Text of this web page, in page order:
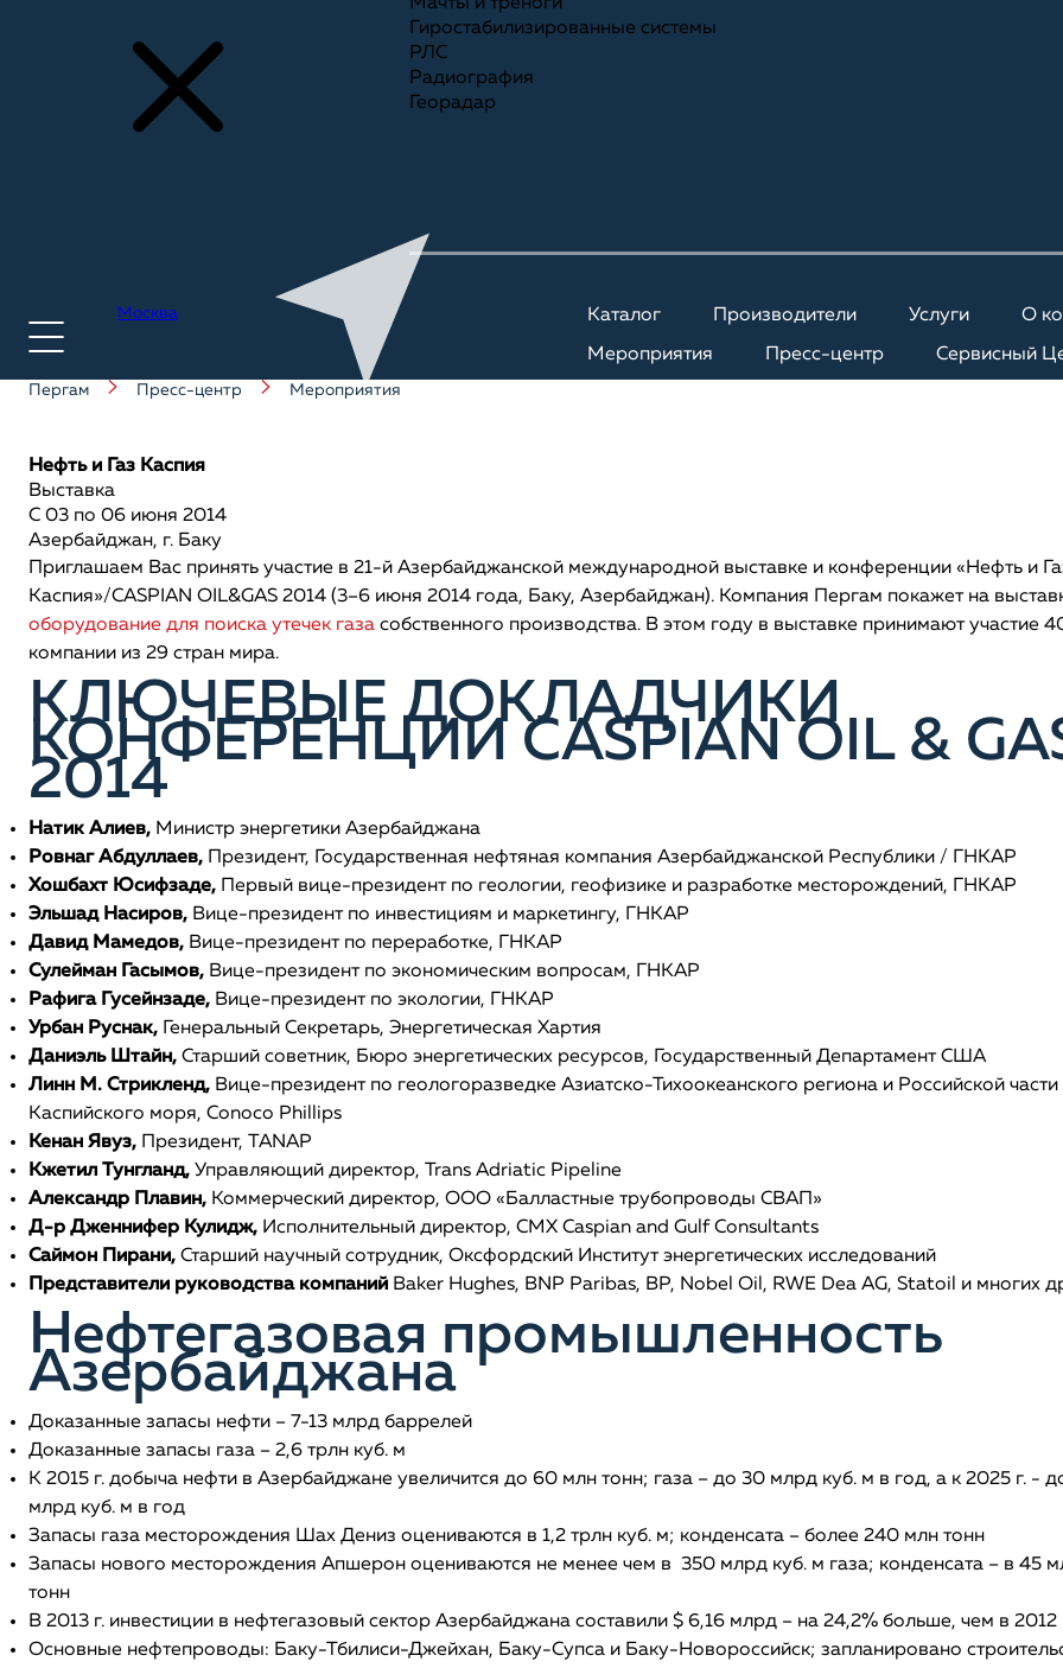
Москва Каталог Производители Услуги О
Мероприятия Пресс-центр Сервисный
Гиростабилизированные системы
РЛС
Радиография
Георадар
Пергам Пресс-центр Мероприятия
Нефть и Газ Каспия
Выставка
С 03 по 06 июня 2014
Азербайджан, г. Баку
Приглашаем Вас принять участие в 21-й Азербайджанской международной выставке и конференции «Нефть и
Каспия»/CASPIAN OIL&GAS 2014 (3–6 июня 2014 года, Баку, Азербайджан). Компания Пергам покажет на
оборудование для поиска утечек газа собственного производства. В этом году в выставке принимают участие
компании из 29 стран мира.
КЛЮЧЕВЫЕ ДОКЛАДЧИКИ
КОНФЕРЕНЦИИ CASPIAN OIL &
2014
Натик Алиев, Министр энергетики Азербайджана
Ровнаг Абдуллаев, Президент, Государственная нефтяная компания Азербайджанской Республики / ГНКАР
Хошбахт Юсифзаде, Первый вице-президент по геологии, геофизике и разработке месторождений, ГНКАР
Эльшад Насиров, Вице-президент по инвестициям и маркетингу, ГНКАР
Давид Мамедов, Вице-президент по переработке, ГНКАР
Сулейман Гасымов, Вице-президент по экономическим вопросам, ГНКАР
Рафига Гусейнзаде, Вице-президент по экологии, ГНКАР
Урбан Руснак, Генеральный Секретарь, Энергетическая Хартия
Даниэль Штайн, Старший советник, Бюро энергетических ресурсов, Государственный Департамент США
Линн М. Стрикленд, Вице-президент по геологоразведке Азиатско-Тихоокеанского региона и Российской части
Каспийского моря, Conoco Phillips
Кенан Явуз, Президент, TANAP
Кжетил Тунгланд, Управляющий директор, Trans Adriatic Pipeline
Александр Плавин, Коммерческий директор, ООО «Балластные трубопроводы СВАП»
Д-р Дженнифер Кулидж, Исполнительный директор, CMX Caspian and Gulf Consultants
Саймон Пирани, Старший научный сотрудник, Оксфордский Институт энергетических исследований
Представители руководства компаний Baker Hughes, BNP Paribas, BP, Nobel Oil, RWE Dea AG, Statoil и многих
Нефтегазовая промышленность
Азербайджана
Доказанные запасы нефти – 7-13 млрд баррелей
Доказанные запасы газа – 2,6 трлн куб. м
К 2015 г. добыча нефти в Азербайджане увеличится до 60 млн тонн; газа – до 30 млрд куб. м в год, а к 2025 г. -
млрд куб. м в год
Запасы газа месторождения Шах Дениз оцениваются в 1,2 трлн куб. м; конденсата – более 240 млн тонн
Запасы нового месторождения Апшерон оцениваются не менее чем в 350 млрд куб. м газа; конденсата – в 45
тонн
В 2013 г. инвестиции в нефтегазовый сектор Азербайджана составили $ 6,16 млрд – на 24,2% больше, чем в 2012
Основные нефтепроводы: Баку-Тбилиси-Джейхан, Баку-Супса и Баку-Новороссийск; запланировано